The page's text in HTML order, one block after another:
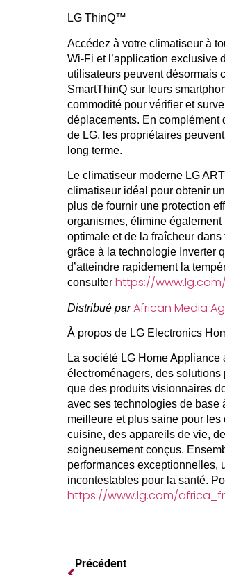
LG ThinQ™
Accédez à votre climatiseur à
Wi-Fi et l’application exclusive
utilisateurs peuvent désormais
SmartThinQ sur leurs
commodité pour vérifier et
déplacements. En
de LG, les propriétaires
long terme.
Le climatiseur moderne LG
climatiseur idéal pour obtenir
plus de fournir une protection
organismes, élimine
optimale et de la fraîcheur
grâce à la technologie Inverter
d’atteindre rapidement la
consulter https://
Distribué parAfrican Media
À propos de LG Electronics
La société LG Home
électroménagers, des
que des produits visionnaires
avec ses technologies de base
meilleure et plus saine pour
cuisine, des appareils de vie,
soigneusement conçus.
performances exceptionnelles,
incontestables pour la santé.
https://www.lg.com/africa_fr
Précédent